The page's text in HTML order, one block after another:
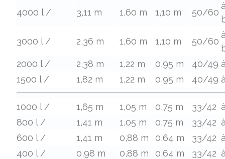
4000 l / 3,11 m 1,60 m 1,10 m 50/60
3000 l / 2,36 m 1,60 m 1,10 m 50/60
2000 l /
2,38 m 1,22 m 0,95 m 40/49
1500 l /
1,82 m 1,22 m 0,95 m 40/49
1000 l / 1,65 m 1,05 m 0,75 m 33/42
800 l /
1,41 m 1,05 m 0,75 m 33/42
600 l /
1,41 m 0,88 m 0,64 m 33/42
400 l /
0,98 m 0,88 m 0,64 m 33/42